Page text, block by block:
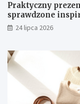
Praktyczny
sprawdzone
24 lipca 2026